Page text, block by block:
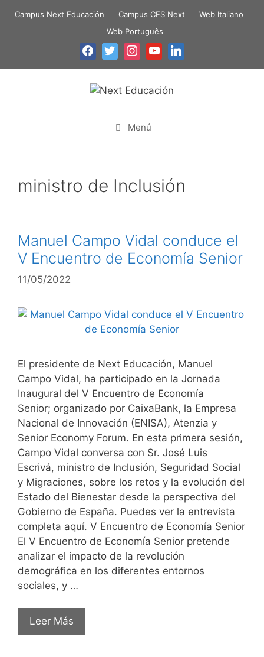
Campus Next Educación Campus CES Next
Web Italiano
Web Português
Menú
ministro de Inclusión
Manuel Campo Vidal conduce el
V Encuentro de Economía Senior
11/05/2022
El presidente de Next Educación, Manuel
Campo Vidal, ha participado en la Jornada
Inaugural del V Encuentro de Economía
Senior; organizado por CaixaBank, la Empresa
Nacional de Innovación (ENISA), Atenzia y
Senior Economy Forum. En esta primera sesión,
Campo Vidal conversa con Sr. José Luis
Escrivá, ministro de Inclusión, Seguridad Social
y Migraciones, sobre los retos y la evolución del
Estado del Bienestar desde la perspectiva del
Gobierno de España. Puedes ver la entrevista
completa aquí. V Encuentro de Economía Senior
El V Encuentro de Economía Senior pretende
analizar el impacto de la revolución
demográfica en los diferentes entornos
sociales, y …
Leer Más